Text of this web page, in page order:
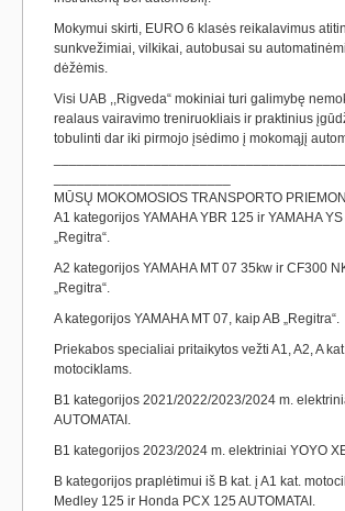
Mokymui skirti, EURO 6 klasės reikalavimus
sunkvežimiai, vilkikai, autobusai su
dėžėmis.
Visi UAB ,,Rigveda“ mokiniai turi galimybę
realaus vairavimo treniruokliais ir praktinius
tobulinti dar iki pirmojo įsėdimo į mokomąjį
MŪSŲ MOKOMOSIOS TRANSPORTO
A1 kategorijos YAMAHA YBR 125 ir YAMAHA
„Regitra“.
A2 kategorijos YAMAHA MT 07 35kw ir CF300
„Regitra“.
A kategorijos YAMAHA MT 07, kaip AB „Regitra“.
Priekabos specialiai pritaikytos vežti A1, A2, A
motociklams.
B1 kategorijos 2021/2022/2023/2024 m.
AUTOMATAI.
B1 kategorijos 2023/2024 m. elektriniai YOYO
B kategorijos praplėtimui iš B kat. į A1 kat.
Medley 125 ir Honda PCX 125 AUTOMATAI.